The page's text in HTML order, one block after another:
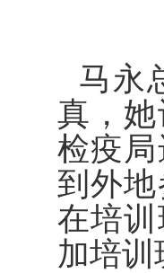
马永
真，
检疫
到外
在培
加培训